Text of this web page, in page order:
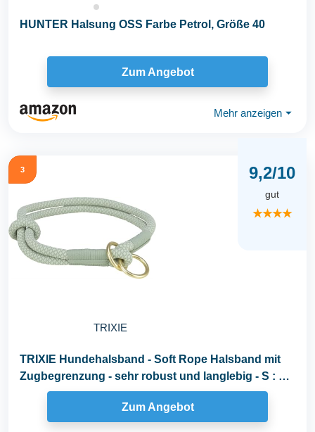
HUNTER Halsung OSS Farbe Petrol, Größe 40
Zum Angebot
Mehr anzeigen ⏷
3
TRIXIE
9,2/10
gut
★★★★
TRIXIE Hundehalsband - Soft Rope Halsband mit
Zugbegrenzung - sehr robust und langlebig - S : 35
Zum Angebot